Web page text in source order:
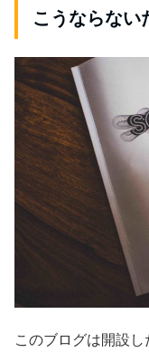
こうならない
このブログは開設